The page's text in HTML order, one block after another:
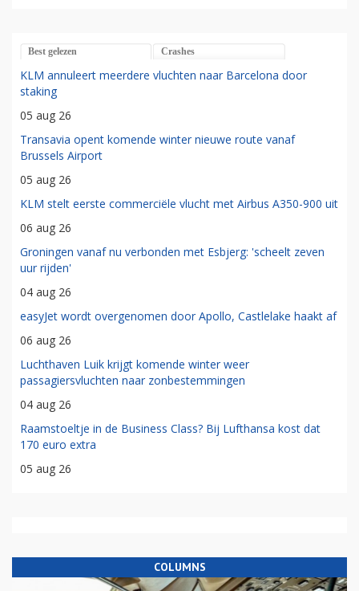
Best gelezen Crashes
KLM annuleert meerdere vluchten naar Barcelona door
staking
05 aug 26
Transavia opent komende winter nieuwe route vanaf
Brussels Airport
05 aug 26
KLM stelt eerste commerciële vlucht met Airbus A350-900 uit
06 aug 26
Groningen vanaf nu verbonden met Esbjerg: 'scheelt zeven
uur rijden'
04 aug 26
easyJet wordt overgenomen door Apollo, Castlelake haakt af
06 aug 26
Luchthaven Luik krijgt komende winter weer
passagiersvluchten naar zonbestemmingen
04 aug 26
Raamstoeltje in de Business Class? Bij Lufthansa kost dat
170 euro extra
05 aug 26
COLUMNS